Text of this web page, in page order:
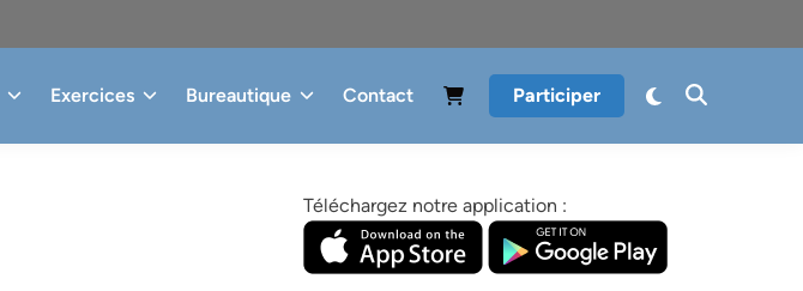
Exercices Bureautique Contact Participer
Téléchargez notre application :